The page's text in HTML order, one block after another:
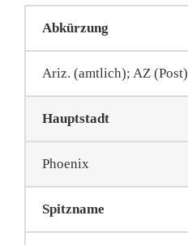
Abkürzung
Ariz. (amtlich); AZ (Post)
Hauptstadt
Phoenix
Spitzname